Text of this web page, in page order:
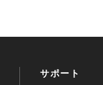
サポート